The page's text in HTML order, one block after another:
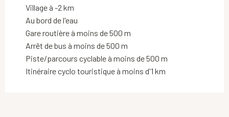
Village à -2 km
Au bord de l'eau
Gare routière à moins de 500 m
Arrêt de bus à moins de 500 m
Piste/parcours cyclable à moins de 500 m
Itinéraire cyclo touristique à moins d'1 km